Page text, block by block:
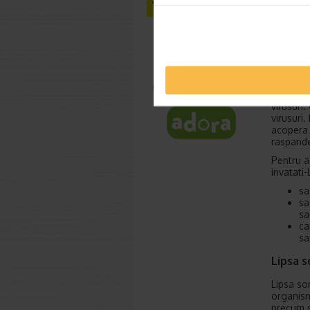
Copiii,
virusuri.
virusuri.
Pentru
Lipsa
Lipsa